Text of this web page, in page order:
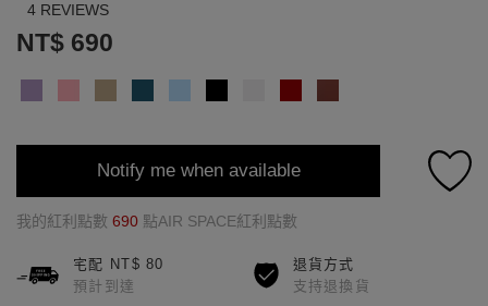
4 REVIEWS
NT$ 690
Notify me when available
我的紅利點數 690 點AIR SPACE紅利點數
宅配 NT$ 80
預計到達
退貨方式
支持退換貨